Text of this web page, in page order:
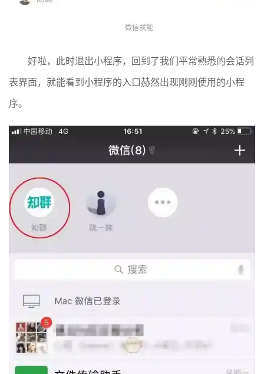
微信就能
好啦，此时退出小程序，回到了我们平常熟悉的会话列
表界面，就能看到小程序的入口赫然出现刚刚使用的小程
序。